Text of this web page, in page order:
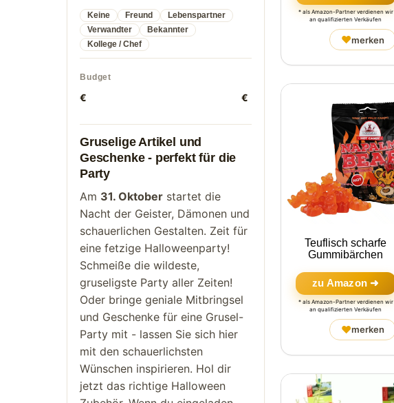
* als Amazon-Partner verdienen wir
an qualifizierten Verkäufen
♥merken
Teuflisch scharfe
Gummibärchen
zu Amazon ➜
* als Amazon-Partner verdienen wir
an qualifizierten Verkäufen
♥merken
Keine Freund
Lebenspartner
Verwandter
Bekannter
Kollege / Chef
Budget
€ €
Gruselige Artikel und
Geschenke - perfekt für die
Party
Am 31. Oktober startet die
Nacht der Geister, Dämonen und
schauerlichen Gestalten. Zeit für
eine fetzige Halloweenparty!
Schmeiße die wildeste,
gruseligste Party aller Zeiten!
Oder bringe geniale Mitbringsel
und Geschenke für eine Grusel-
Party mit - lassen Sie sich hier
mit den schauerlichsten
Wünschen inspirieren. Hol dir
jetzt das richtige Halloween